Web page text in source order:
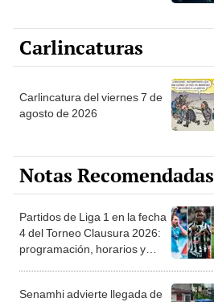
Carlincaturas
Carlincatura del viernes 7 de
agosto de 2026
Notas Recomendadas
Partidos de Liga 1 en la fecha
4 del Torneo Clausura 2026:
programación, horarios y
Senamhi advierte llegada de